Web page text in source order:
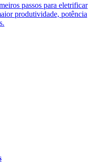
passos para eletrificar
produtividade, potência